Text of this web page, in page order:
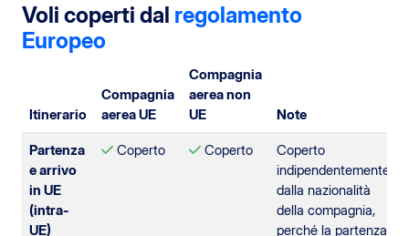
Voli coperti dal regolamento
Europeo
Itinerario
Compagnia
aerea UE
Compagnia
aerea non
UE
Note
Partenza
e arrivo
in UE
(intra-
UE)
Coperto Coperto
Coperto
indipendentemente
dalla nazionalità
della compagnia,
perché la partenza